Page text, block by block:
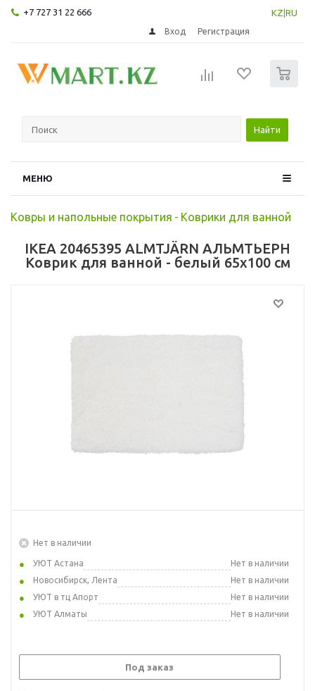
+7 727 31 22 666 KZ RU
Вход Регистрация
Найти
МЕНЮ
Ковры и напольные покрытия - Коврики для ванной
IKEA 20465395 ALMTJÄRN АЛЬМТЬЕРН
Коврик для ванной - белый 65x100 см
Нет в наличии
УЮТ Астана
Нет в наличии
Новосибирск, Лента
Нет в наличии
УЮТ в тц Апорт
Нет в наличии
УЮТ Алматы
Нет в наличии
Под заказ